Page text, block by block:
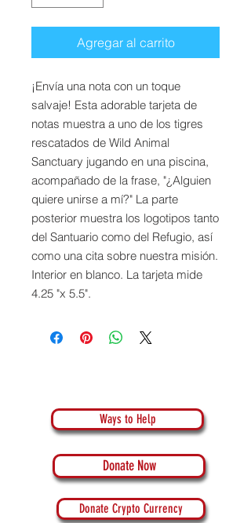
Agregar al carrito
¡Envía una nota con un toque
salvaje! Esta adorable tarjeta de
notas muestra a uno de los tigres
rescatados de Wild Animal
Sanctuary jugando en una piscina,
acompañado de la frase, "¿Alguien
quiere unirse a mí?" La parte
posterior muestra los logotipos tanto
del Santuario como del Refugio, así
como una cita sobre nuestra misión.
Interior en blanco. La tarjeta mide
4.25 "x 5.5".
Ways to Help
Donate Now
Donate Crypto Currency